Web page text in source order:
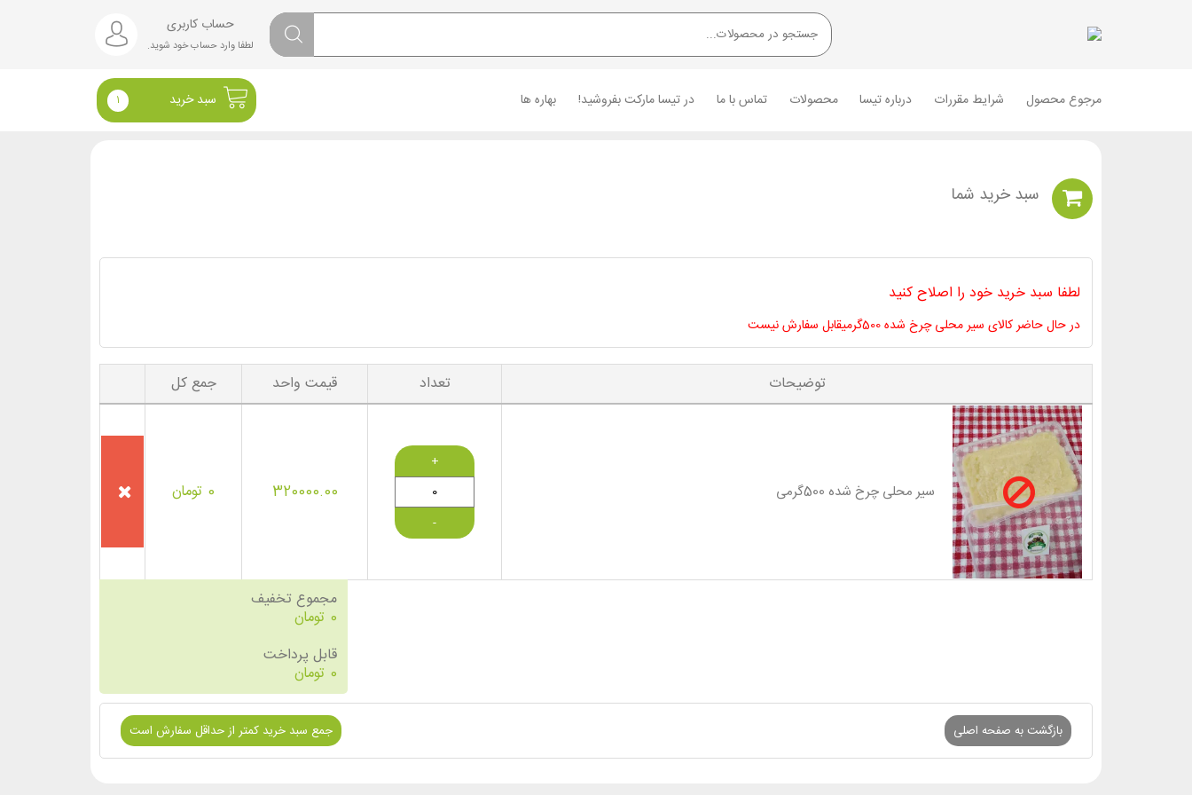
حساب کاربری
لطفا وارد حساب خود شوید.
مرجوع محصول شرایط مقررات درباره تیسا محصولات تماس با ما در تیسا مارکت بفروشید! بهاره ها سبد خرید 1
سبد خريد شما
لطفا سبد خرید خود را اصلاح کنید
در حال حاضر کالای سیر محلی چرخ شده 500گرمیقابل سفارش نیست
توضیحات تعداد قیمت واحد جمع کل
سیر محلی چرخ شده 500گرمی 320000.00
0 تومان
مجموع تخفیف
0 تومان
قابل پرداخت
0 تومان